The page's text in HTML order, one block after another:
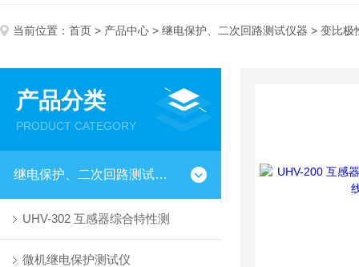
当前位置： 首页 > 产品中心 > 继电保护、二次回路测试仪器 > 变比极
产品分类
PRODUCT CATEGORY
继电保护、二次回路测试仪器
UHV-302 互感器综合特性测
微机继电保护测试仪